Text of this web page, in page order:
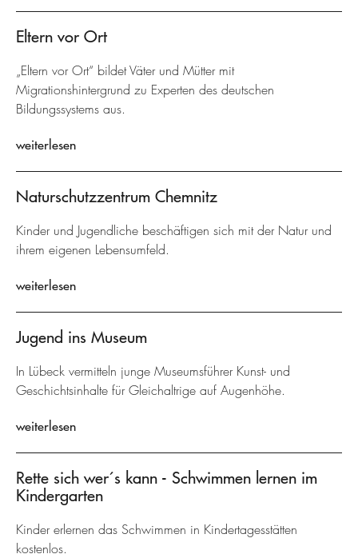
Eltern vor Ort
„Eltern vor Ort“ bildet Väter und Mütter mit
Migrationshintergrund zu Experten des deutschen
Bildungssystems aus.
weiterlesen
Naturschutzzentrum Chemnitz
Kinder und Jugendliche beschäftigen sich mit der Natur und
ihrem eigenen Lebensumfeld.
weiterlesen
Jugend ins Museum
In Lübeck vermitteln junge Museumsführer Kunst- und
Geschichtsinhalte für Gleichaltrige auf Augenhöhe.
weiterlesen
Rette sich wer´s kann - Schwimmen lernen im
Kindergarten
Kinder erlernen das Schwimmen in Kindertagesstätten
kostenlos.